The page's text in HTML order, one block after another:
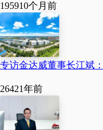
195910个月前
专访金达威董事长江斌
26421年前